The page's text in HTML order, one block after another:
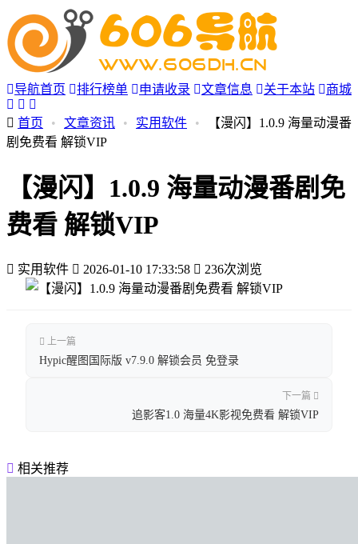
导航首页 排行榜单 申请收录 文章信息 关于本站 商城
首页 • 文章资讯 • 实用软件 •
【漫闪】1.0.9 海量动漫番
剧免费看 解锁VIP
【漫闪】1.0.9 海量动漫番剧免
费看 解锁VIP
实用软件 2026-01-10 17:33:58 236次浏览
上一篇
Hypic醒图国际版 v7.9.0 解锁会员 免登录
下一篇
追影客1.0 海量4K影视免费看 解锁VIP
相关推荐